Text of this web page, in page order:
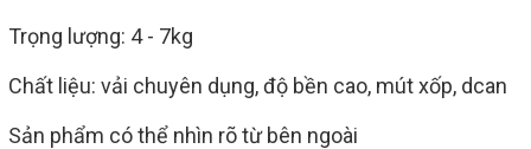
Trọng lượng: 4 - 7kg
Chất liệu: vải chuyên dụng, độ bền cao, mút xốp, dcan
Sản phẩm có thể nhìn rõ từ bên ngoài